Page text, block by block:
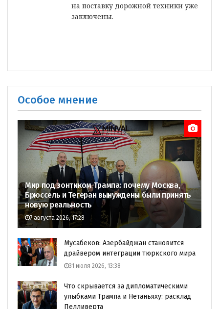
на поставку дорожной техники уже
заключены.
Особое мнение
Мир под зонтиком Трампа: почему Москва,
Брюссель и Тегеран вынуждены были принять
новую реальность
7 августа 2026, 17:28
Мусабеков: Азербайджан становится
драйвером интеграции тюркского мира
31 июля 2026, 13:38
Что скрывается за дипломатическими
улыбками Трампа и Нетаньяху: расклад
Пелливерта